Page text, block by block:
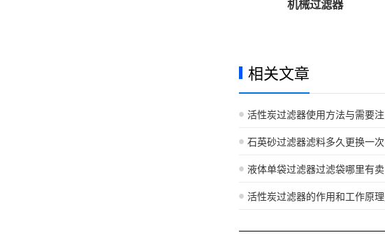
机械过滤器
相关文章
活性炭过滤器使用方法与需要
石英砂过滤器滤料多久更换一次
液体单袋过滤器过滤袋哪里有卖
活性炭过滤器的作用和工作原